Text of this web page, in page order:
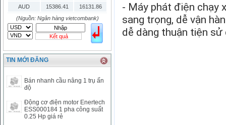
AUD
15386.41
16131.86
HKD
2906.04
3028.6
SGD
16755.29
17427.08
THB
666.2
786.99
CAD
17223.74
18058.21
CHF
23161.62
24283.77
INR
0
340.14
KWD
0
79758.97
MYR
0
(Nguồn: Ngân hàng vietcombank)
Kết quả
TIN MỚI ĐĂNG
Bán nhanh cầu nâng 1 trụ ấn
độ
Động cơ điện motor Enertech
ESS000184 1 pha công suất
0.25 Hp giá rẻ
- Máy phát điện chạy
sang trọng, dễ vận
dễ dàng thuận tiện